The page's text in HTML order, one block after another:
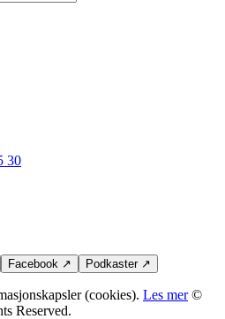
30
Facebook ↗ Podkaster↗
(cookies). Les mer©
Reserved.